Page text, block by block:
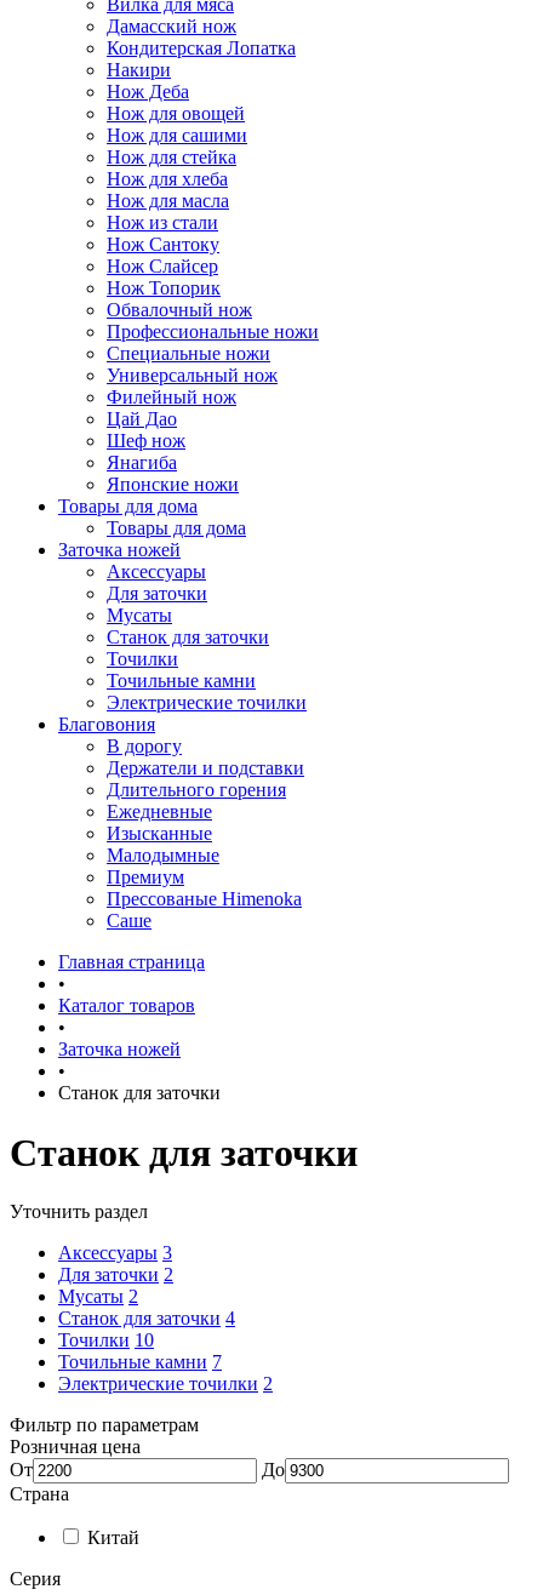
Вилка для мяса
Дамасский нож
Кондитерская Лопатка
Накири
Нож Деба
Нож для овощей
Нож для сашими
Нож для стейка
Нож для хлеба
Нож для масла
Нож из стали
Нож Сантоку
Нож Слайсер
Нож Топорик
Обвалочный нож
Профессиональные ножи
Специальные ножи
Универсальный нож
Филейный нож
Цай Дао
Шеф нож
Янагиба
Японские ножи
Товары для дома
Товары для дома
Заточка ножей
Аксессуары
Для заточки
Мусаты
Станок для заточки
Точилки
Точильные камни
Электрические точилки
Благовония
В дорогу
Держатели и подставки
Длительного горения
Ежедневные
Изысканные
Малодымные
Премиум
Прессованые Himenoka
Саше
Главная страница
•
Каталог товаров
•
Заточка ножей
•
Станок для заточки
Станок для заточки
Уточнить раздел
Аксессуары 3
Для заточки 2
Мусаты 2
Станок для заточки 4
Точилки 10
Точильные камни 7
Электрические точилки 2
Фильтр по параметрам
Розничная цена
От
До
Страна
Китай
Серия